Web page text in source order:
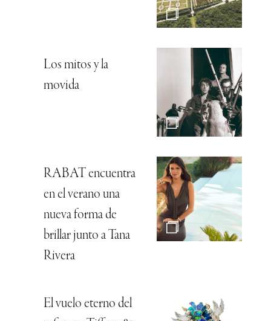
Los mitos y la
movida
RABAT encuentra
en el verano una
nueva forma de
brillar junto a Tana
Rivera
El vuelo eterno del